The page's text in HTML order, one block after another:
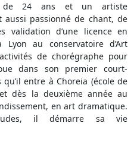
de 24 ans et un artiste
aussi passionné de chant, de
validation d’une licence en
au conservatoire d’Art
de chorégraphe pour
dans son premier court-
qu’il entre à Choreia (école de
dès la deuxième année au
en art dramatique.
il démarre sa vie